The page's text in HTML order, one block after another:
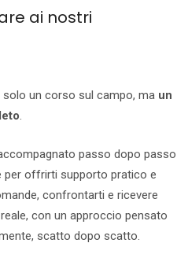
ai nostri
un corso sul campo, ma un
.
passo dopo passo
per offrirti supporto pratico e
confrontarti e ricevere
con un approccio pensato
scatto dopo scatto.